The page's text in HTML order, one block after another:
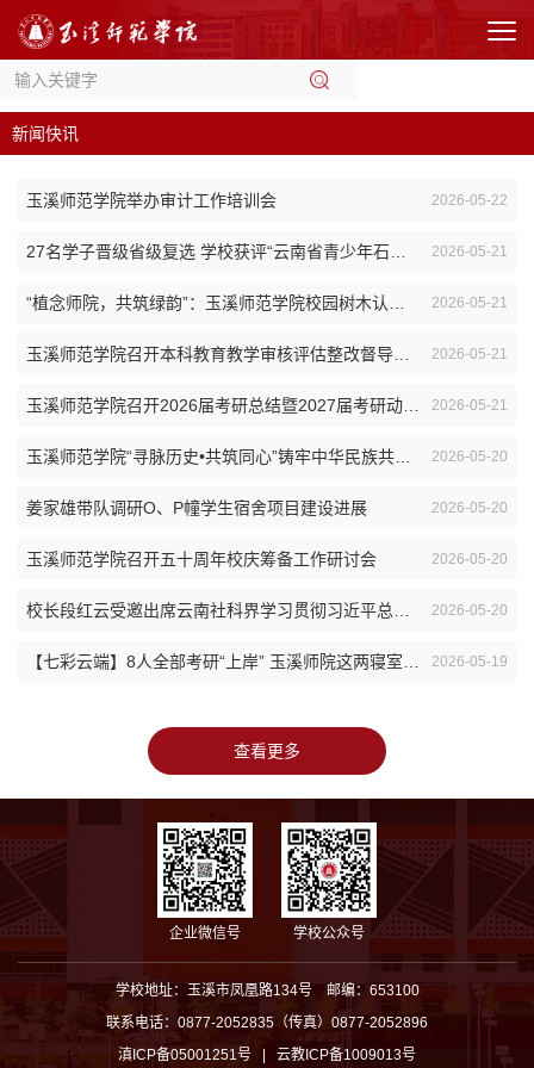
新闻快讯
2026-05-22
玉溪师范学院举办审计工作培训会
2026-05-21
27名学子晋级省级复选 学校获评“云南省青少年石榴籽普通话宣传”联动推广名校
2026-05-21
“植念师院，共筑绿韵”：玉溪师范学院校园树木认捐项目线下挂牌仪式启幕
2026-05-21
玉溪师范学院召开本科教育教学审核评估整改督导复查工作启动会
2026-05-21
玉溪师范学院召开2026届考研总结暨2027届考研动员大会
2026-05-20
玉溪师范学院“寻脉历史•共筑同心”铸牢中华民族共同体意识教育系列讲座圆满结束
2026-05-20
姜家雄带队调研O、P幢学生宿舍项目建设进展
2026-05-20
玉溪师范学院召开五十周年校庆筹备工作研讨会
2026-05-20
校长段红云受邀出席云南社科界学习贯彻习近平总书记“5·17”重要讲话精神座谈会并...
2026-05-19
【七彩云端】8人全部考研“上岸” 玉溪师院这两寝室真牛！
查看更多
企业微信号 学校公众号
学校地址：玉溪市凤凰路134号 邮编：653100
联系电话：0877-2052835（传真）0877-2052896
滇ICP备05001251号 | 云教ICP备1009013号